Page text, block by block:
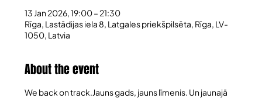
13 Jan 2026, 19:00 – 21:30
Rīga, Lastādijas iela 8, Latgales priekšpilsēta, Rīga, LV-
1050, Latvia
About the event
We back on track.Jauns gads, jauns līmenis. Un jaunajā